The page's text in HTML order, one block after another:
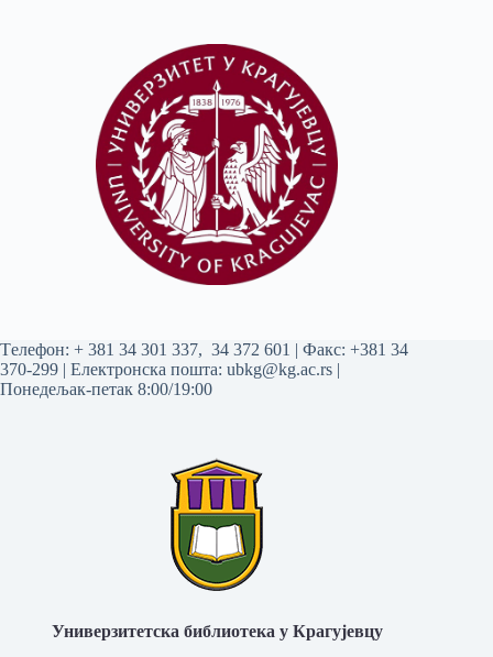
Tелефон: + 381 34 301 337, 34 372 601 | Факс: +381 34
370-299 | Електронска пошта: ubkg@kg.ac.rs |
Понедељак-петак 8:00/19:00
Универзитетска библиотека у Крагујевцу